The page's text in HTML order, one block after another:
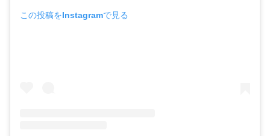
この投稿をInstagramで見る